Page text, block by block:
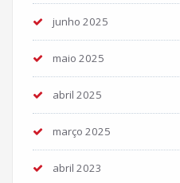
junho 2025
maio 2025
abril 2025
março 2025
abril 2023